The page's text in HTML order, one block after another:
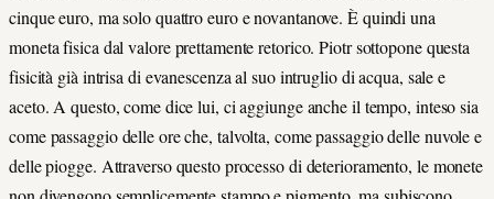
cinque euro, ma solo quattro euro e novantanove. È quindi una
moneta fisica dal valore prettamente retorico. Piotr sottopone questa
fisicità già intrisa di evanescenza al suo intruglio di acqua, sale e
aceto. A questo, come dice lui, ci aggiunge anche il tempo, inteso sia
come passaggio delle ore che, talvolta, come passaggio delle nuvole e
delle piogge. Attraverso questo processo di deterioramento, le monete